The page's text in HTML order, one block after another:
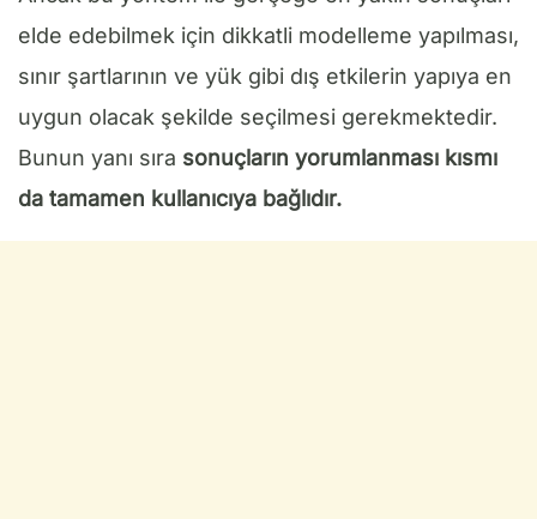
elde edebilmek için dikkatli modelleme yapılması,
sınır şartlarının ve yük gibi dış etkilerin yapıya en
uygun olacak şekilde seçilmesi gerekmektedir.
Bunun yanı sıra sonuçların yorumlanması kısmı
da tamamen kullanıcıya bağlıdır.